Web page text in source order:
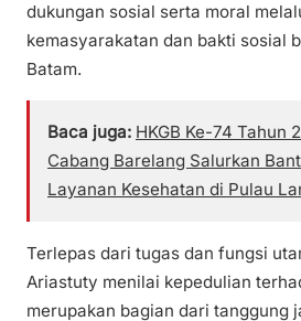
dukungan sosial serta moral
kemasyarakatan dan bakti sosial
Batam.
Baca juga: HKGB Ke-74 Tahun
Cabang Barelang Salurkan
Layanan Kesehatan di Pulau
Terlepas dari tugas dan fungsi
Ariastuty menilai kepedulian
merupakan bagian dari tanggung